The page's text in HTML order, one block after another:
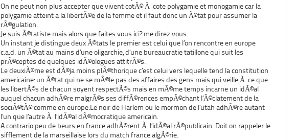
On ne peut non plus accepter que vivent cotÃ© Ã cote polygamie et monogamie car la
polygamie atteint a la libertÃ©e de la femme et il faut donc un Ã©tat pour assumer la
rÃ©gulation.
Je suis Ã©tatiste mais alors que faites vous ici? me direz vous.
Un instant je distingue deux Ã©tats le premier est celui que l’on rencontre en europe
c.a.d. un Ã©tat au mains d’une oligarchie, d’une bureaucratie tatillone qui suit les
prÃ©ceptes de quelques idÃ©ologues attitrÃ©s.
Le deuxiÃ©me est dÃ©ja moins plÃ©thorique c’est celui vers lequelle tend la constitution
americaine: un Ã©tat qui ne se mÃ©le pas des affaires des gens mais qui veille Ã ce que
les libertÃ©s de chacun soyent respectÃ©s mais en mÃ©me temps incarne un idÃ©al
auquel chacun adhÃ©re malgrÃ©s ses diffÃ©rences empÃ©chant l’Ã©clatement de la
sociÃ©tÃ© comme en europe.Le noir de Harlem ou le mormon de l’utah adhÃ©re autant
l’un que l’autre Ã l’idÃ©al dÃ©mocratique americain.
A contrario peu de beurs en france adhÃ©rent Ã l’idÃ©al rÃ©publicain. Doit on rappeler le
sifflement de la marseillaise lors du match france algÃ©rie.